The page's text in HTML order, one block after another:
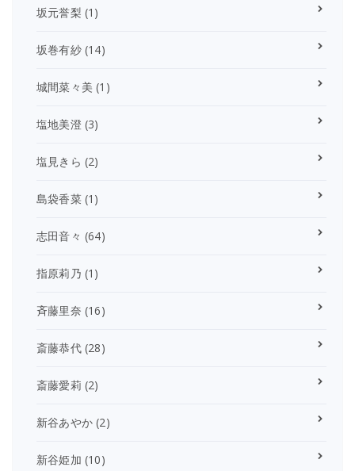
坂元誉梨 (1)
坂巻有紗(14)
城間菜々美 (1)
塩地美澄(3)
塩見きら (2)
島袋香菜(1)
志田音々 (64)
指原莉乃 (1)
斉藤里奈 (16)
斎藤恭代(28)
斎藤愛莉 (2)
新谷あやか (2)
新谷姫加 (10)